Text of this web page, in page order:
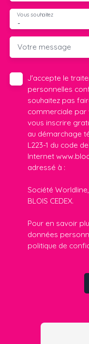
-
Vous souhaitez
Votre message
J'accepte le
personnelles
souhaitez pas
commerciale par
vous inscrire
au démarchage
L223-1 du code
Internet
adressé à :
Société Worldline,
BLOIS CEDEX.
Pour en savoir
données
politique de